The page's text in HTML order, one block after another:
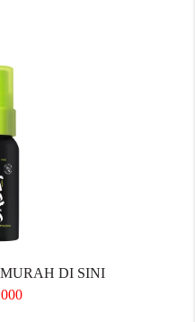
DI SINI